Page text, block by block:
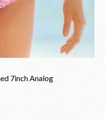
7inch Analog